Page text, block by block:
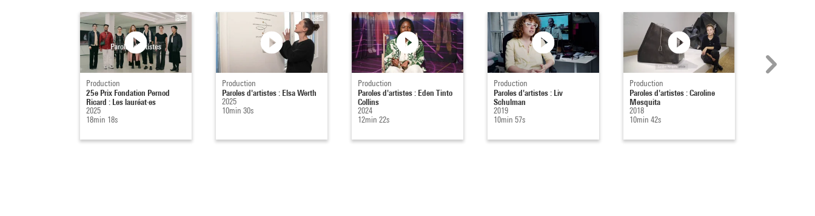
Production
25e Prix Fondation Pernod
Ricard : Les lauréat·es
2025
18min 18s
Production
Paroles d'artistes : Elsa Werth
2025
10min 30s
Production
Paroles d'artistes : Eden Tinto
Collins
2024
12min 22s
Production
Paroles d'artistes : Liv
Schulman
2019
10min 57s
Production
Paroles d'artistes : Caroline
Mesquita
2018
10min 42s